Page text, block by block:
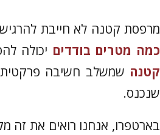
מרפסת קטנה לא חייבת
כמה מטרים בודדים יכולה
קטנה שמשלב חשיבה פרקטית
שנכנס.
בארטפרו, אנחנו רואים את זה